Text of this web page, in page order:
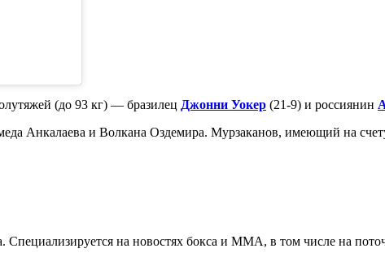
(до 93 кг) — бразилец Джонни Уокер (21-9) и россиянин
Анкалаева и Волкана Оздемира. Мурзаканов, имеющий на
Специализируется на новостях бокса и ММА, в том числе на